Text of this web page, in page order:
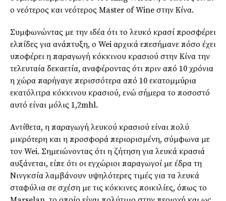
ο νεότερος και νεότερος Master of Wine στην Κίνα.
Συμφωνώντας με την ιδέα ότι το λευκό κρασί προσφέρει
ελπίδες για ανάπτυξη, ο Wei αρχικά επεσήμανε πόσο έχει
υποφέρει η παραγωγή κόκκινου κρασιού στην Κίνα την
τελευταία δεκαετία, αναφέροντας ότι πριν από 10 χρόνια
η χώρα παρήγαγε περισσότερα από 10 εκατομμύρια
εκατόλιτρα κόκκινου κρασιού, ενώ σήμερα το ποσοστό
αυτό είναι μόλις 1,2mhl.
Αντίθετα, η παραγωγή λευκού κρασιού είναι πολύ
μικρότερη και η προσφορά περιορισμένη, σύμφωνα με
τον Wei. Σημειώνοντας ότι η ζήτηση για λευκά κρασιά
αυξάνεται, είπε ότι οι εγχώριοι παραγωγοί με έδρα τη
Νινγκσία λαμβάνουν υψηλότερες τιμές για τα λευκά
σταφύλια σε σχέση με τις κόκκινες ποικιλίες, όπως το